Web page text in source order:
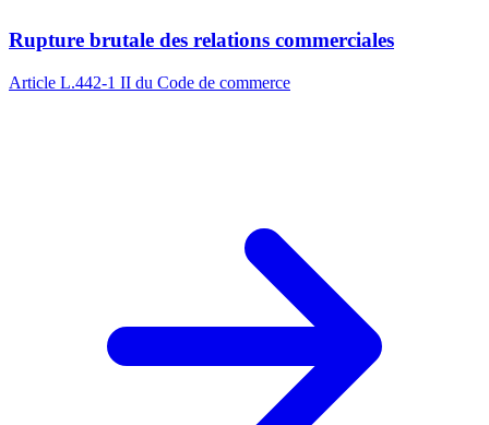
Rupture brutale des relations commerciales
Article L.442-1 II du Code de commerce